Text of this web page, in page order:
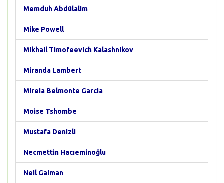
Memduh Abdülalim
Mike Powell
Mikhail Timofeevich Kalashnikov
Miranda Lambert
Mireia Belmonte Garcia
Moise Tshombe
Mustafa Denizli
Necmettin Hacıeminoğlu
Neil Gaiman